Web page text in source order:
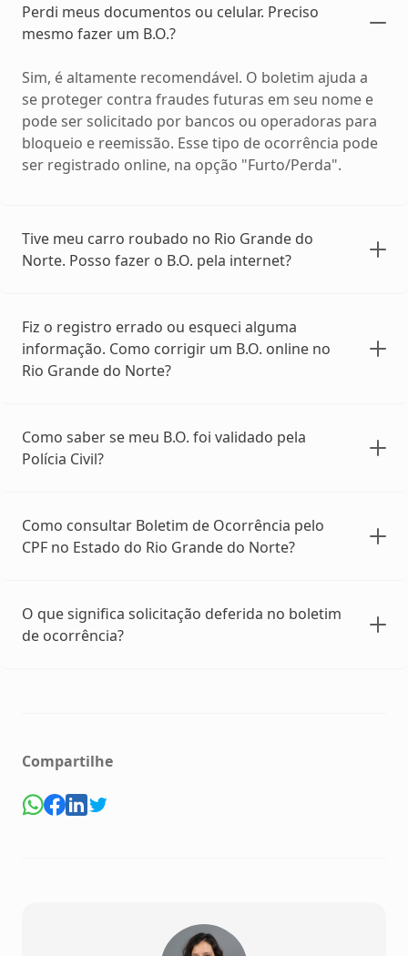
Perdi meus documentos ou celular. Preciso
mesmo fazer um B.O.?
Sim, é altamente recomendável. O boletim ajuda a
se proteger contra fraudes futuras em seu nome e
pode ser solicitado por bancos ou operadoras para
bloqueio e reemissão. Esse tipo de ocorrência pode
ser registrado online, na opção "Furto/Perda".
Tive meu carro roubado no Rio Grande do
Norte. Posso fazer o B.O. pela internet?
Fiz o registro errado ou esqueci alguma
informação. Como corrigir um B.O. online no
Rio Grande do Norte?
Como saber se meu B.O. foi validado pela
Polícia Civil?
Como consultar Boletim de Ocorrência pelo
CPF no Estado do Rio Grande do Norte?
O que significa solicitação deferida no boletim
de ocorrência?
Compartilhe